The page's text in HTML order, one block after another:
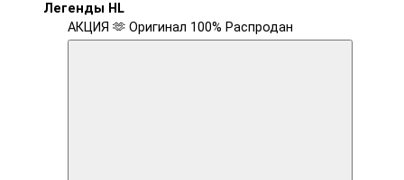
Легенды HL
АКЦИЯ 🫶 Оригинал 100% Распродан